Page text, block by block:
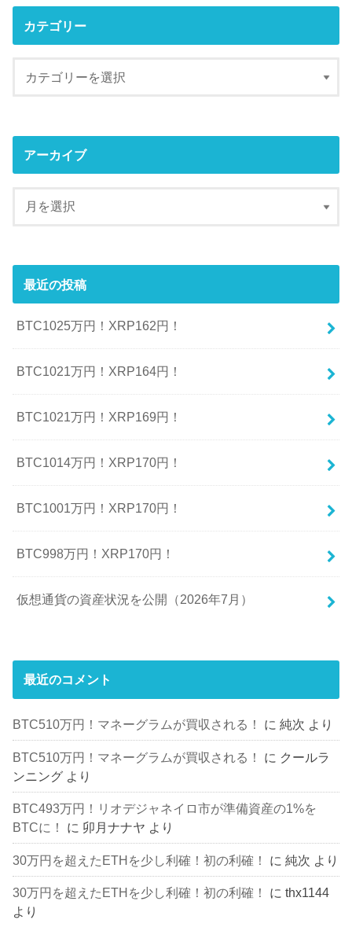
カテゴリー
アーカイブ
最近の投稿
BTC1025万円！XRP162円！
BTC1021万円！XRP164円！
BTC1021万円！XRP169円！
BTC1014万円！XRP170円！
BTC1001万円！XRP170円！
BTC998万円！XRP170円！
仮想通貨の資産状況を公開（2026年7月）
最近のコメント
BTC510万円！マネーグラムが買収される！ に純次 より
BTC510万円！マネーグラムが買収される！ に クールラ
ンニング より
BTC493万円！リオデジャネイロ市が準備資産の1%を
BTCに！
に 卯月ナナヤ より
30万円を超えたETHを少し利確！初の利確！ に純次 より
30万円を超えたETHを少し利確！初の利確！ にthx1144
より